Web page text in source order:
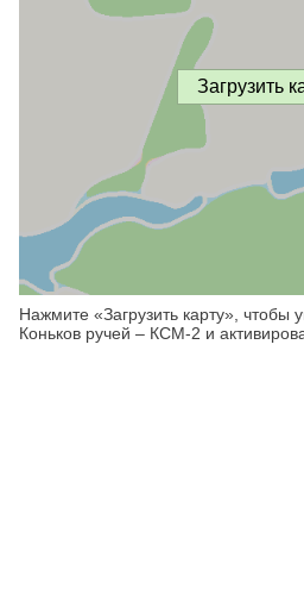
Загрузить
Нажмите «Загрузить карту», чтобы
Коньков ручей – КСМ-2 и